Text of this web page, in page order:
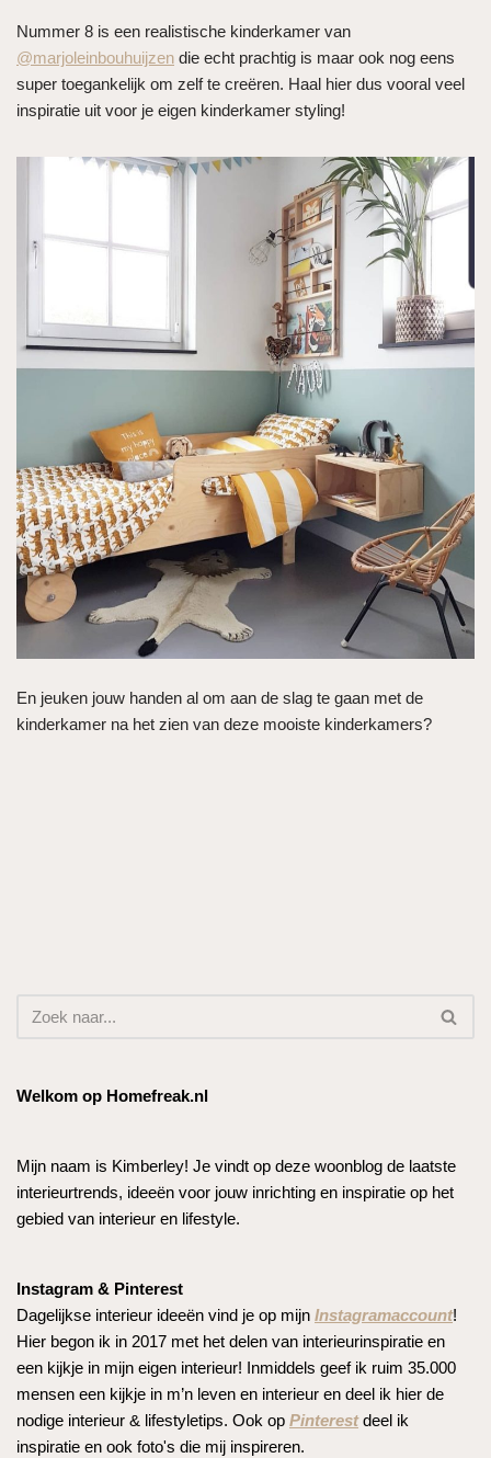
Nummer 8 is een realistische kinderkamer van
@marjoleinbouhuijzen die echt prachtig is maar ook nog eens
super toegankelijk om zelf te creëren. Haal hier dus vooral veel
inspiratie uit voor je eigen kinderkamer styling!
En jeuken jouw handen al om aan de slag te gaan met de
kinderkamer na het zien van deze mooiste kinderkamers?
Welkom op Homefreak.nl
Mijn naam is Kimberley! Je vindt op deze woonblog de laatste
interieurtrends, ideeën voor jouw inrichting en inspiratie op het
gebied van interieur en lifestyle.
Instagram & Pinterest
Dagelijkse interieur ideeën vind je op mijn Instagramaccount!
Hier begon ik in 2017 met het delen van interieurinspiratie en
een kijkje in mijn eigen interieur! Inmiddels geef ik ruim 35.000
mensen een kijkje in m’n leven en interieur en deel ik hier de
nodige interieur & lifestyletips. Ook op Pinterestdeel ik
inspiratie en ook foto's die mij inspireren.